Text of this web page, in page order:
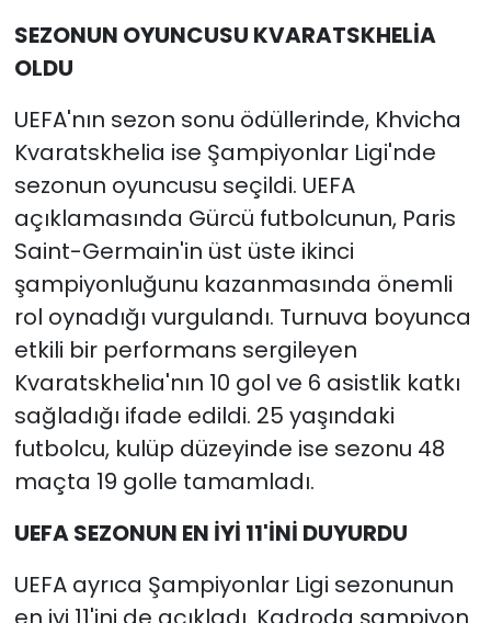
SEZONUN OYUNCUSU KVARATSKHELİA
OLDU
UEFA'nın sezon sonu ödüllerinde, Khvicha
Kvaratskhelia ise Şampiyonlar Ligi'nde
sezonun oyuncusu seçildi. UEFA
açıklamasında Gürcü futbolcunun, Paris
Saint-Germain'in üst üste ikinci
şampiyonluğunu kazanmasında önemli
rol oynadığı vurgulandı. Turnuva boyunca
etkili bir performans sergileyen
Kvaratskhelia'nın 10 gol ve 6 asistlik katkı
sağladığı ifade edildi. 25 yaşındaki
futbolcu, kulüp düzeyinde ise sezonu 48
maçta 19 golle tamamladı.
UEFA SEZONUN EN İYİ 11'İNİ DUYURDU
UEFA ayrıca Şampiyonlar Ligi sezonunun